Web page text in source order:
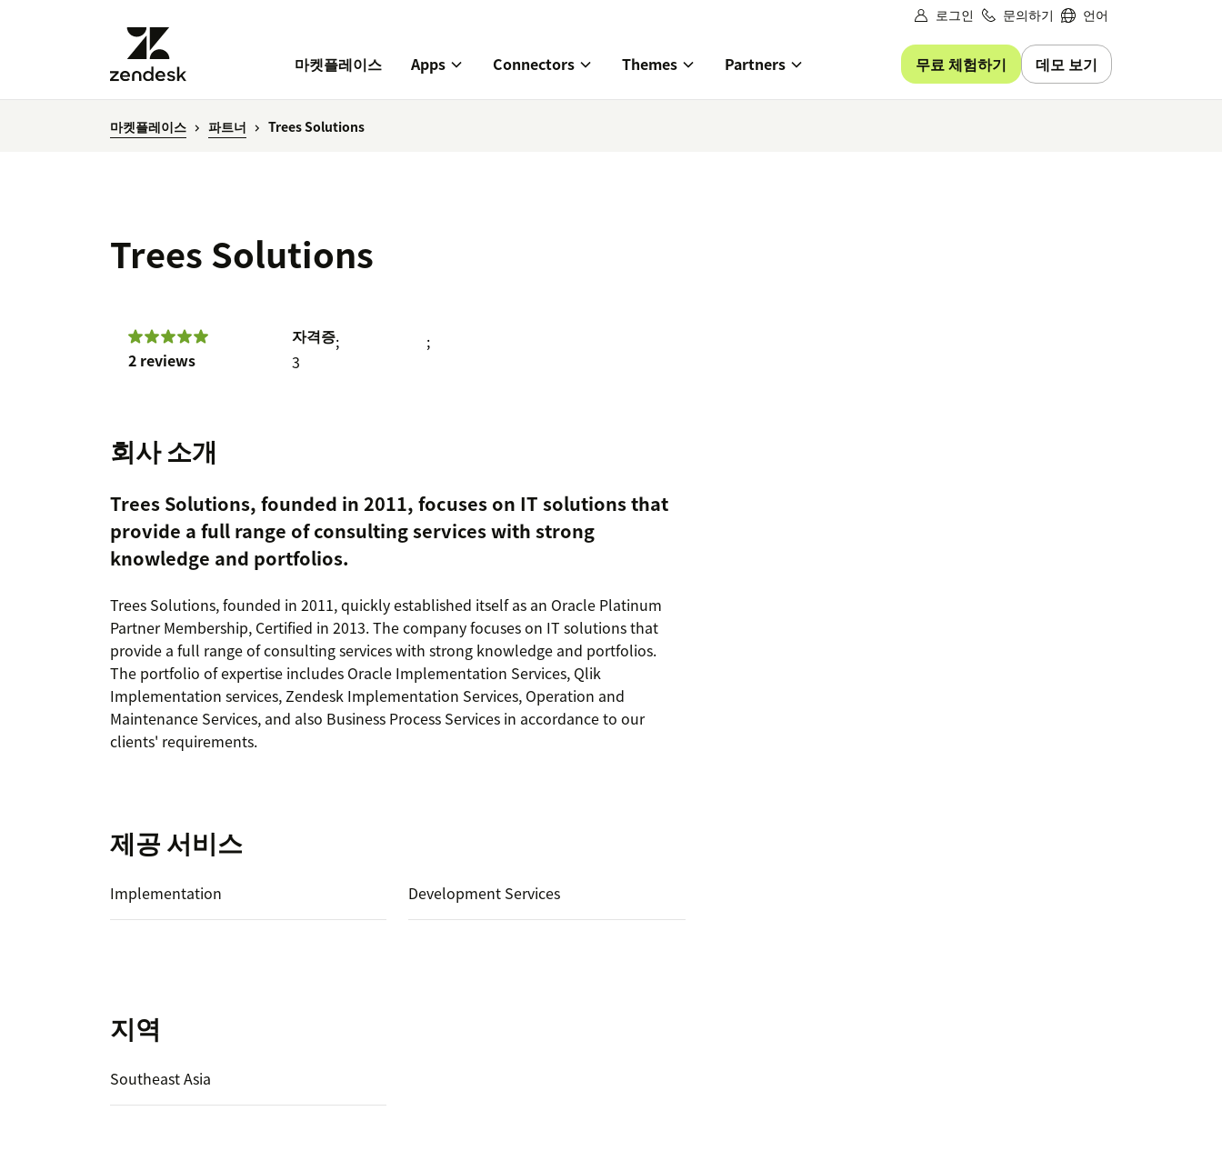
로그인 문의하기 언어
마켓플레이스 Apps Connectors Themes Partners 무료 체험하기 데모 보기
마켓플레이스 파트너 Trees Solutions
Trees Solutions
2 reviews
자격증
3
; ;
회사 소개
Trees Solutions, founded in 2011, focuses on IT solutions that
provide a full range of consulting services with strong
knowledge and portfolios.
Trees Solutions, founded in 2011, quickly established itself as an Oracle Platinum
Partner Membership, Certified in 2013. The company focuses on IT solutions that
provide a full range of consulting services with strong knowledge and portfolios.
The portfolio of expertise includes Oracle Implementation Services, Qlik
Implementation services, Zendesk Implementation Services, Operation and
Maintenance Services, and also Business Process Services in accordance to our
clients' requirements.
제공 서비스
Implementation Development Services
지역
Southeast Asia